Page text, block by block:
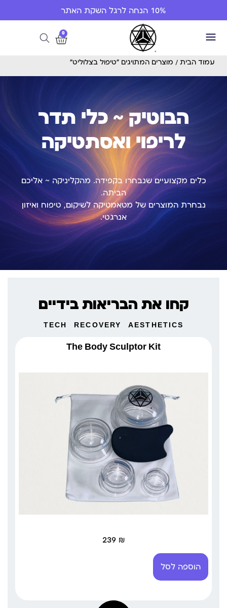
10% הנחה לרגל השקת האתר
0
עמוד הבית / מוצרים המתויגים “טיפול בצלוליט”
הבוטיק ~ כלי תדר
לריפוי ואסתטיקה
כלים מקצועיים שנבחרו בקפידה. מהקליניקה ~ אליכם
הביתה.
נבחרת המוצרים של מטאמטיקה לשיקום, טיפוח ואיזון
אנרגטי.
קחו את הבריאות בידיים
AESTHETICS
RECOVERY
TECH
The Body Sculptor Kit
239 ₪
הוספה לסל